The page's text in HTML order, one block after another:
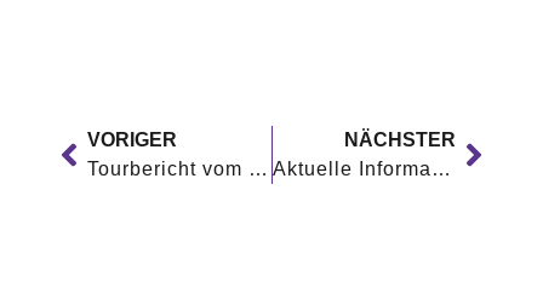
VORIGER
Tourbericht vom 05.03.2020
NÄCHSTER
Aktuelle Informationen – Veränderung der Verteilung